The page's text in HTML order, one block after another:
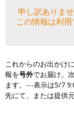
申し訳ありま
この情報は利
これからのお出かけ
報を号外でお届け。
ます。---表示は5/7
先にて、または提供